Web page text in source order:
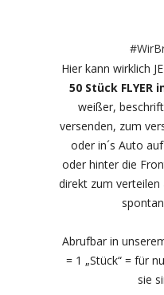
Thin
Blue-
Red
Line/
#WirBrauchenEuch"
Hier kann wirklich
50 Stück FLYER
weißer,
versenden, zum
oder in´s Auto
oder hinter die
direkt zum verteilen
Abrufbar in
= 1 „Stück“ = für
sie